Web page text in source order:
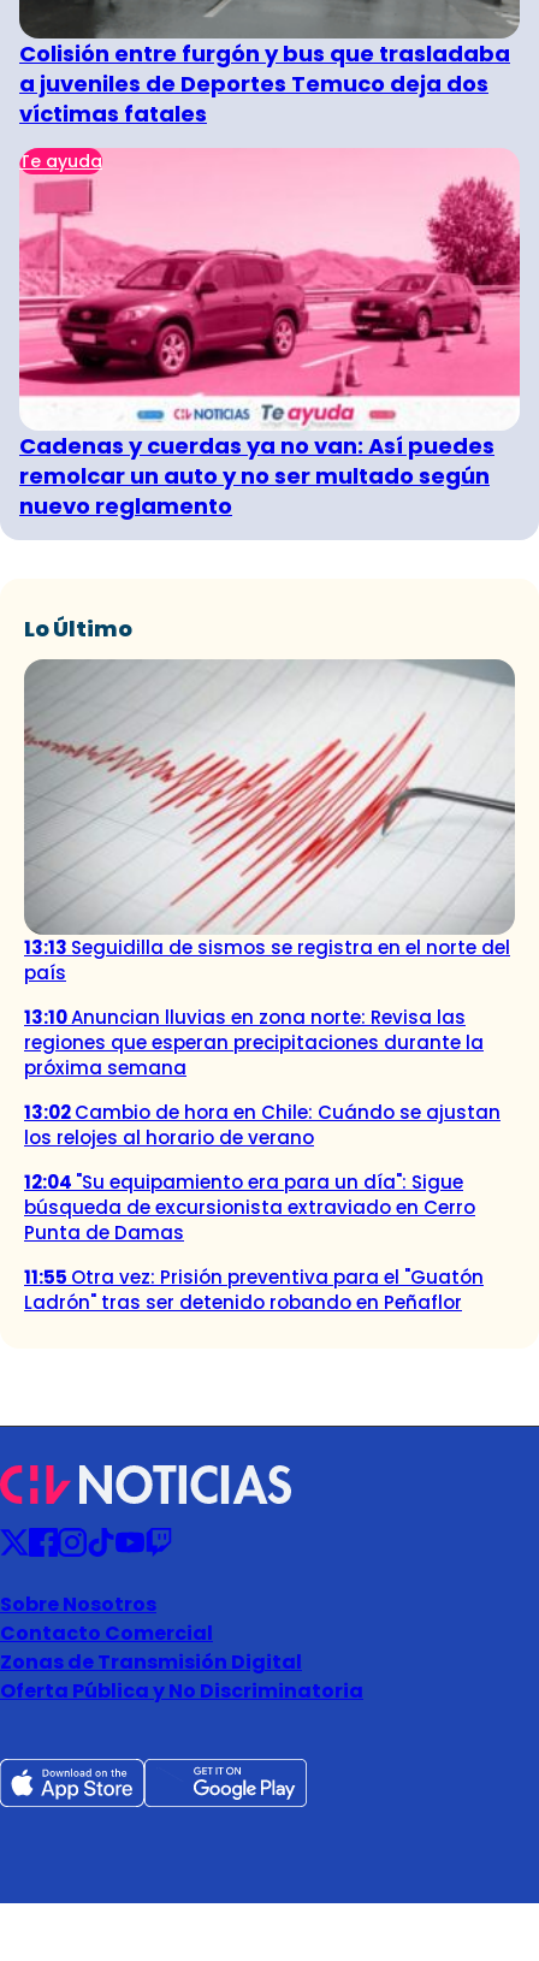
Colisión entre furgón y bus que trasladaba
a juveniles de Deportes Temuco deja dos
víctimas fatales
Te ayuda
Cadenas y cuerdas ya no van: Así puedes
remolcar un auto y no ser multado según
nuevo reglamento
Lo Último
13:13 Seguidilla de sismos se registra en el norte del
país
13:10Anuncian lluvias en zona norte: Revisa las
regiones que esperan precipitaciones durante la
próxima semana
13:02Cambio de hora en Chile: Cuándo se ajustan
los relojes al horario de verano
12:04 "Su equipamiento era para un día": Sigue
búsqueda de excursionista extraviado en Cerro
Punta de Damas
11:55 Otra vez: Prisión preventiva para el "Guatón
Ladrón" tras ser detenido robando en Peñaflor
Sobre Nosotros
Contacto Comercial
Zonas de Transmisión Digital
Oferta Pública y No Discriminatoria